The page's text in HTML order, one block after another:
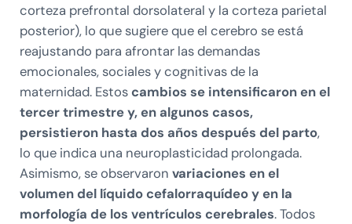
corteza prefrontal dorsolateral y la corteza parietal
posterior), lo que sugiere que el cerebro se está
reajustando para afrontar las demandas
emocionales, sociales y cognitivas de la
maternidad. Estoscambios se intensificaron en el
tercer trimestre y, en algunos casos,
persistieron hasta dos años después del parto,
lo que indica una neuroplasticidad prolongada.
Asimismo, se observaron variaciones en el
volumen del líquido cefalorraquídeo y en la
morfología de los ventrículos cerebrales. Todos